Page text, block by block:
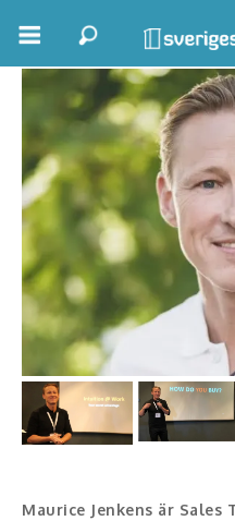
Boka ett möte
Samhällsnytta
Inspiration
Inspirerande Föreläsare
Personlig utveckling,
Life Stories & Trivsel
Keynote
Moderator, konferencier
Maurice
Maurice Jenkens är Sales